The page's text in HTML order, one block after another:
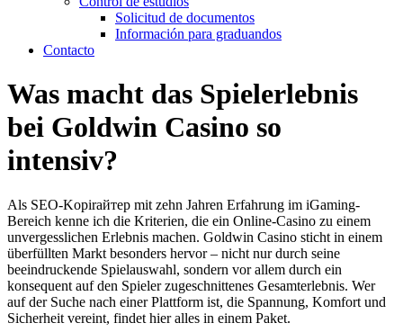
Solicitud de documentos
Información para graduandos
Contacto
Was macht das Spielerlebnis
bei Goldwin Casino so
intensiv?
Als SEO-Kopiraйтер mit zehn Jahren Erfahrung im iGaming-
Bereich kenne ich die Kriterien, die ein Online-Casino zu einem
unvergesslichen Erlebnis machen. Goldwin Casino sticht in einem
überfüllten Markt besonders hervor – nicht nur durch seine
beeindruckende Spielauswahl, sondern vor allem durch ein
konsequent auf den Spieler zugeschnittenes Gesamterlebnis. Wer
auf der Suche nach einer Plattform ist, die Spannung, Komfort und
Sicherheit vereint, findet hier alles in einem Paket.